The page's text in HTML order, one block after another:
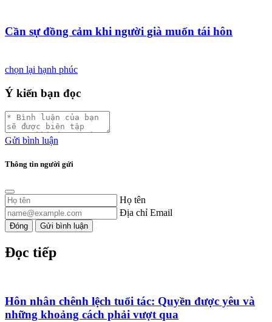
Cần sự đồng cảm khi người già muốn tái hôn
chọn lại hạnh phúc
Ý kiến bạn đọc
Gửi bình luận
Thông tin người gửi
Họ tên
Địa chỉ Email
Đóng Gửi bình luận
Đọc tiếp
Hôn nhân chênh lệch tuổi tác: Quyền được yêu và
những khoảng cách phải vượt qua